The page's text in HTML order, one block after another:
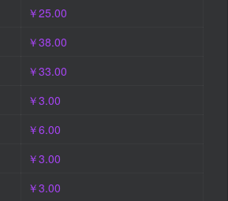
￥25.00
￥38.00
￥33.00
￥3.00
￥6.00
￥3.00
￥3.00